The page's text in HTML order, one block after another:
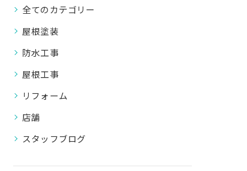
全てのカテゴリー
屋根塗装
防水工事
屋根工事
リフォーム
店舗
スタッフブログ